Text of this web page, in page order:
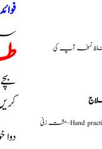
فوائد
ساتھ با آسانی 5
نسخہ آپ کی
مشت زنی–Hand practice دیسی علاج مشت زنی کرنے سے اس کا نقصان اور